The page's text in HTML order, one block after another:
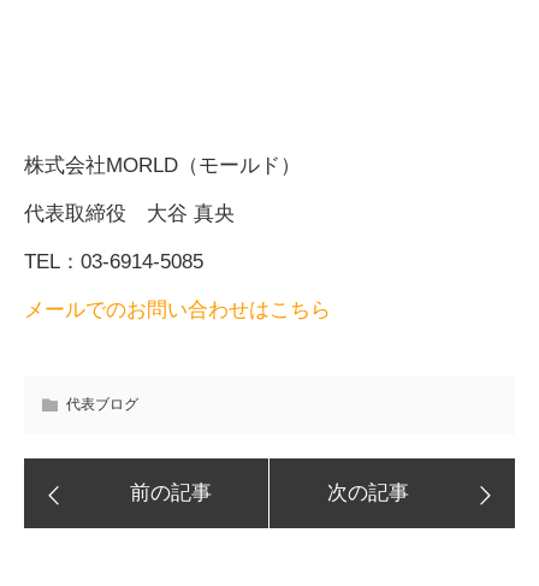
株式会社MORLD（モールド）
代表取締役 大谷 真央
TEL：03-6914-5085
メールでのお問い合わせはこちら
代表ブログ